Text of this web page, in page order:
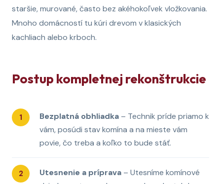
staršie, murované, často bez akéhokoľvek vložkovania.
Mnoho domácností tu kúri drevom v klasických
kachliach alebo krboch.
Postup kompletnej rekonštrukcie
Bezplatná obhliadka – Technik príde priamo k
vám, posúdi stav komína a na mieste vám
povie, čo treba a koľko to bude stáť.
Utesnenie a príprava – Utesníme komínové